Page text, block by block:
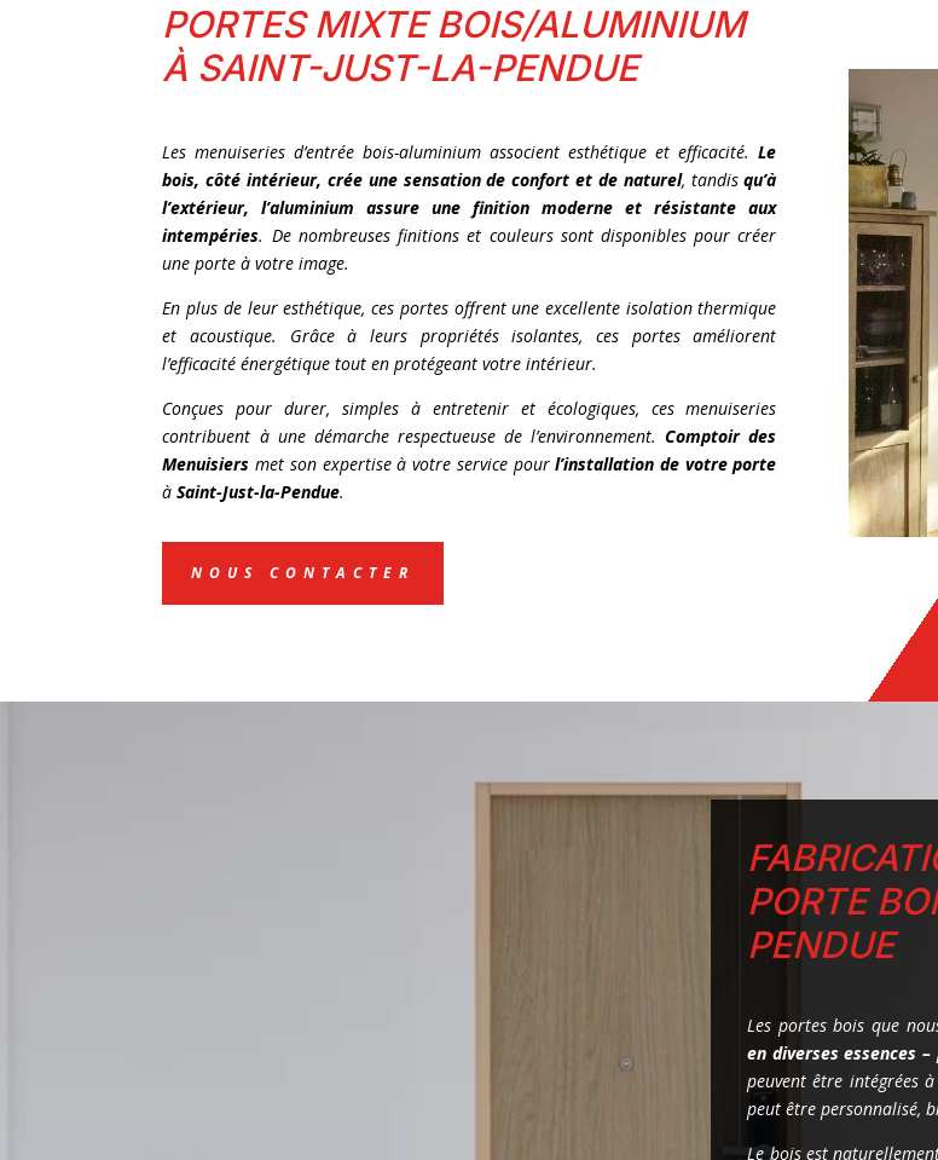
PORTES MIXTE BOIS/ALUMINIUM
À SAINT-JUST-LA-PENDUE
Les menuiseries d’entrée bois-aluminium associent esthétique et efficacité.Le
bois, côté intérieur, crée une sensation de confort et de naturel, tandisqu’à
l’extérieur, l’aluminium assure une finition moderne et résistante aux
intempéries. De nombreuses finitions et couleurs sont disponibles pour créer
une porte à votre image.
En plus de leur esthétique, ces portes offrent une excellente isolation thermique
et acoustique. Grâce à leurs propriétés isolantes, ces portes améliorent
l’efficacité énergétique tout en protégeant votre intérieur.
Conçues pour durer, simples à entretenir et écologiques, ces menuiseries
contribuent à une démarche respectueuse de l’environnement.Comptoir des
Menuisiers met son expertise à votre service pourl’installation de votre porte
àSaint-Just-la-Pendue.
NOUS CONTACTER
PORTE
PENDUE
Les portes bois que
en diverses essences
peuvent être intégrées
peut être personnalisé,
Le bois est